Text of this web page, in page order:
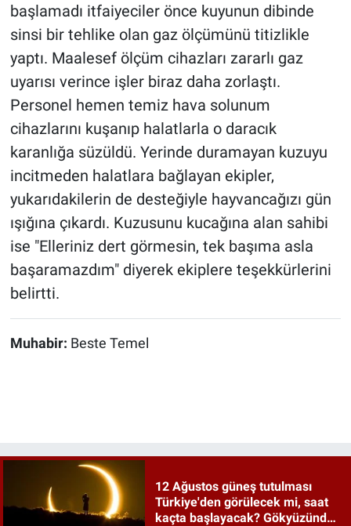
başlamadı itfaiyeciler önce kuyunun dibinde
sinsi bir tehlike olan gaz ölçümünü titizlikle
yaptı. Maalesef ölçüm cihazları zararlı gaz
uyarısı verince işler biraz daha zorlaştı.
Personel hemen temiz hava solunum
cihazlarını kuşanıp halatlarla o daracık
karanlığa süzüldü. Yerinde duramayan kuzuyu
incitmeden halatlara bağlayan ekipler,
yukarıdakilerin de desteğiyle hayvancağızı gün
ışığına çıkardı. Kuzusunu kucağına alan sahibi
ise "Elleriniz dert görmesin, tek başıma asla
başaramazdım" diyerek ekiplere teşekkürlerini
belirtti.
Muhabir: Beste Temel
12 Ağustos güneş tutulması
Türkiye'den görülecek mi, saat
kaçta başlayacak? Gökyüzünde